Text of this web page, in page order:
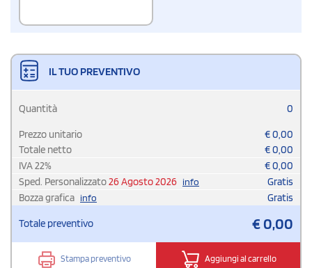
IL TUO PREVENTIVO
Quantità 0
Prezzo unitario €0,00
Totale netto
€0,00
IVA22% €0,00
Sped. Personalizzato26 Agosto 2026 info
Gratis
Bozza grafica info Gratis
Totale preventivo €0,00
Stampa preventivo Aggiungi al carrello